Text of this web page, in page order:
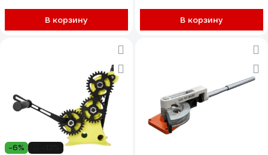
В корзину В корзину
-6%